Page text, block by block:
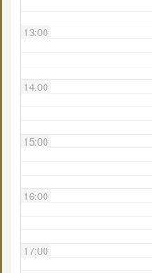
13:00
14:00
15:00
16:00
17:00